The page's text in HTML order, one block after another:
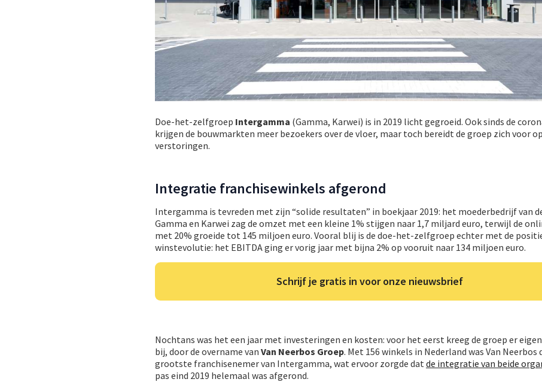
Doe-het-zelfgroep Intergamma (Gamma, Karwei) is in 2019 licht gegroeid. Ook sinds de
krijgen de bouwmarkten meer bezoekers over de vloer, maar toch bereidt de groep zich voor op
verstoringen.
Integratie franchisewinkels afgerond
Intergamma is tevreden met zijn “solide resultaten” in boekjaar 2019: het moederbedrijf van
Gamma en Karwei zag de omzet met een kleine 1% stijgen naar 1,7 miljard euro, terwijl de
met 20% groeide tot 145 miljoen euro. Vooral blij is de doe-het-zelfgroep echter met de
winstevolutie: het EBITDA ging er vorig jaar met bijna 2% op vooruit naar 134 miljoen euro.
Schrijf je gratis in voor onze nieuwsbrief
Nochtans was het een jaar met investeringen en kosten: voor het eerst kreeg de groep er
bij, door de overname van Van Neerbos Groep. Met 156 winkels in Nederland was Van Neerbos
grootste franchisenemer van Intergamma, wat ervoor zorgde dat de integratie van beide
pas eind 2019 helemaal was afgerond.